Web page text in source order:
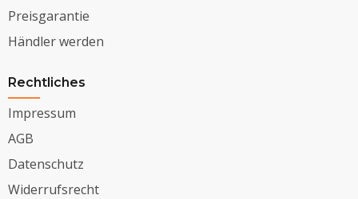
Preisgarantie
Händler werden
Rechtliches
Impressum
AGB
Datenschutz
Widerrufsrecht